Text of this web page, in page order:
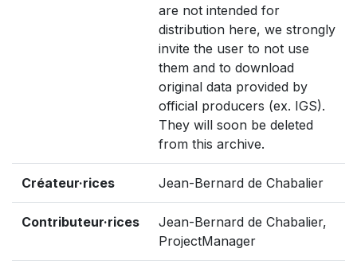
are not intended for
distribution here, we strongly
invite the user to not use
them and to download
original data provided by
official producers (ex. IGS).
They will soon be deleted
from this archive.
Créateur·rices Jean-Bernard de Chabalier
Contributeur·rices
Jean-Bernard de Chabalier,
ProjectManager